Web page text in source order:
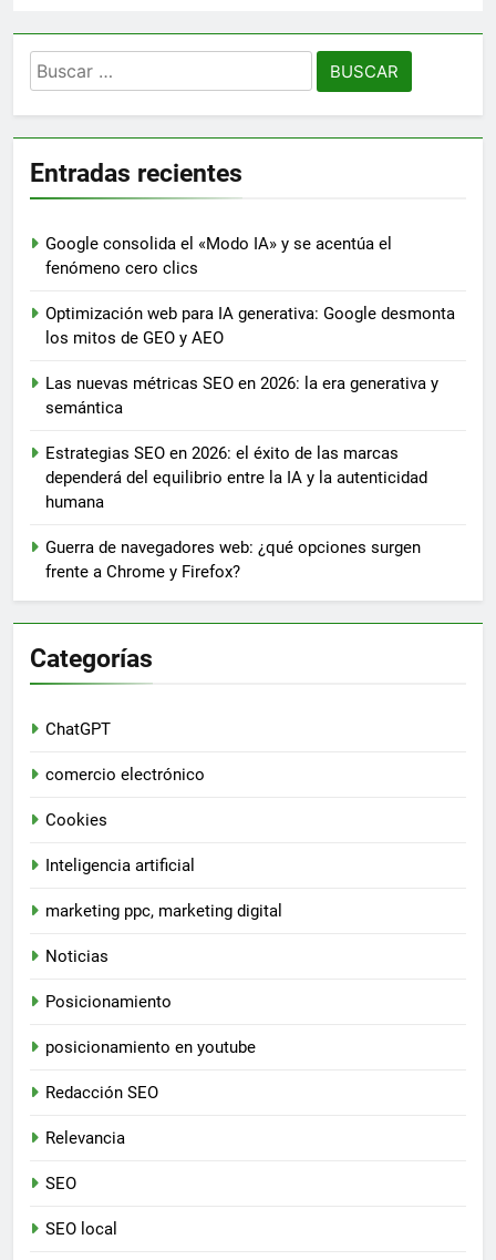
Buscar:
Entradas recientes
Google consolida el «Modo IA» y se acentúa el
fenómeno cero clics
Optimización web para IA generativa: Google desmonta
los mitos de GEO y AEO
Las nuevas métricas SEO en 2026: la era generativa y
semántica
Estrategias SEO en 2026: el éxito de las marcas
dependerá del equilibrio entre la IA y la autenticidad
humana
Guerra de navegadores web: ¿qué opciones surgen
frente a Chrome y Firefox?
Categorías
ChatGPT
comercio electrónico
Cookies
Inteligencia artificial
marketing ppc, marketing digital
Noticias
Posicionamiento
posicionamiento en youtube
Redacción SEO
Relevancia
SEO
SEO local